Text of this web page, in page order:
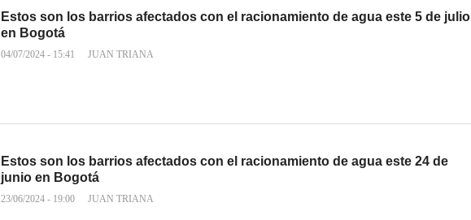
Estos son los barrios afectados con el racionamiento de agua este 5 de julio
en Bogotá
04/07/2024 - 15:41 JUAN TRIANA
Estos son los barrios afectados con el racionamiento de agua este 24 de
junio en Bogotá
23/06/2024 - 19:00 JUAN TRIANA